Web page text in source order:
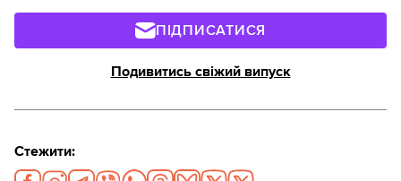
ПІДПИСАТИСЯ
Подивитись свіжий випуск
Стежити: